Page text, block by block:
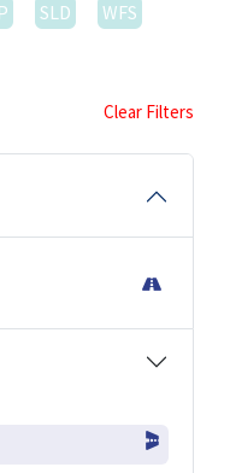
SLD
WFS
Clear Filters